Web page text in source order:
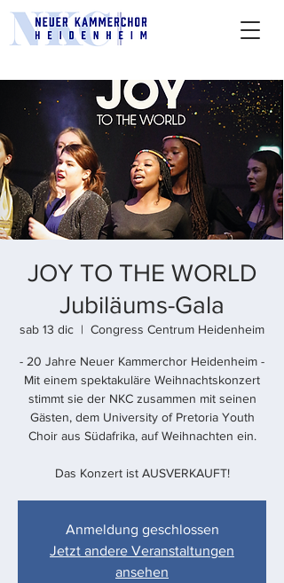
JOY TO THE WORLD
Jubiläums-Gala
sab 13 dic
  |
Congress Centrum Heidenheim
- 20 Jahre Neuer Kammerchor Heidenheim -
Mit einem spektakuläre Weihnachtskonzert
stimmt sie der NKC zusammen mit seinen
Gästen, dem University of Pretoria Youth
Choir aus Südafrika, auf Weihnachten ein.
Das Konzert ist AUSVERKAUFT!
Anmeldung geschlossen
Jetzt andere Veranstaltungen
ansehen